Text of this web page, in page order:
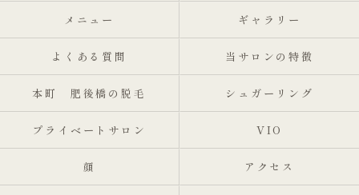
メニュー ギャラリー
よくある質問 当サロンの特徴
本町 肥後橋の脱毛 シュガーリング
プライベートサロン VIO
顔 アクセス